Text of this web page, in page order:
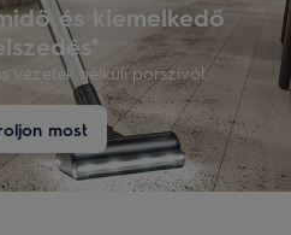
és kiemelkedő
vezeték nélküli porszívót
most